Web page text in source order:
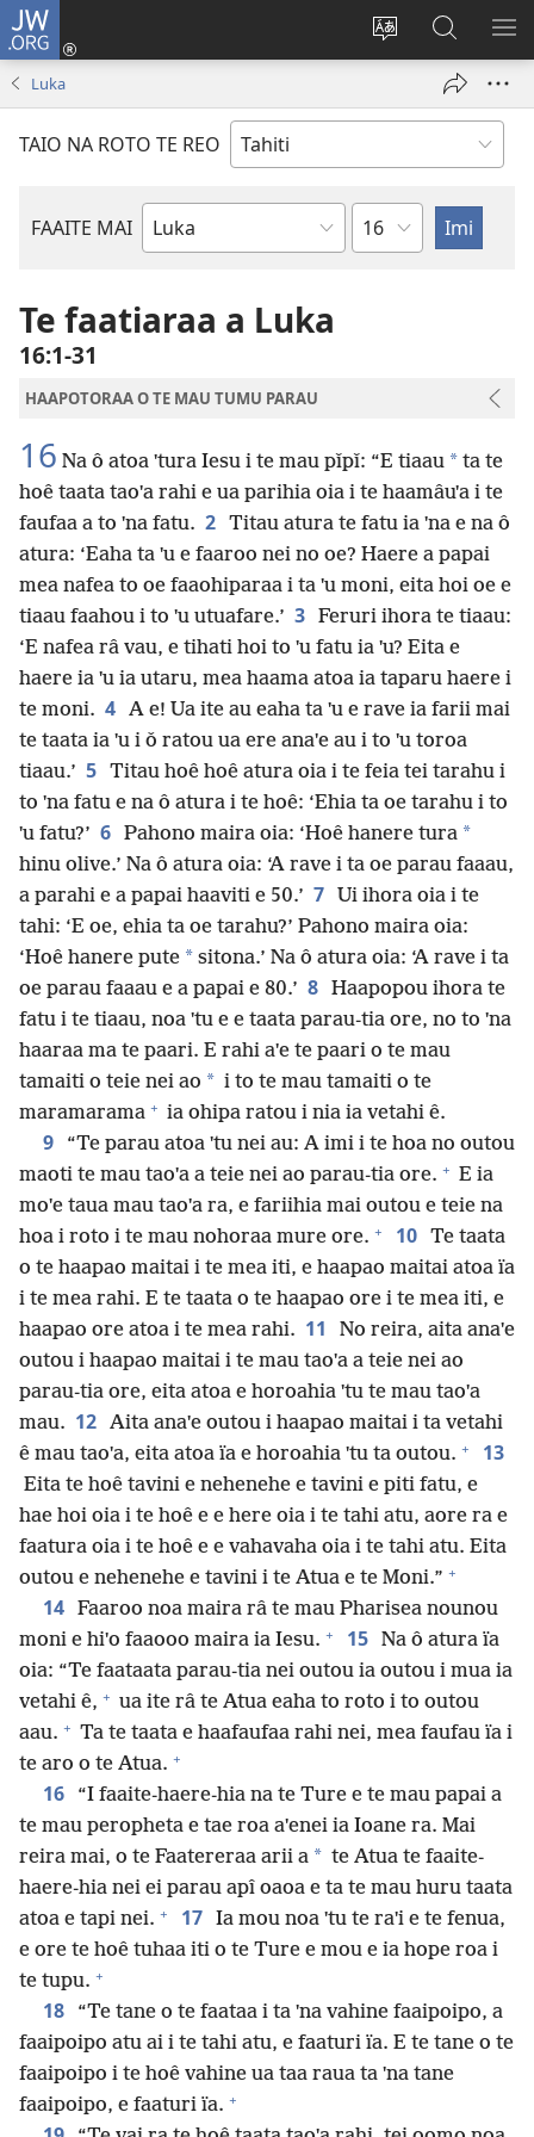
JW.ORG
Taui
reo
Nati
(opens
Maimiraa
nia
JW.ORG
Luka
TAIO NA ROTO TE REO
FAAITE MAI
Buka
Bibilia
Pene
Te faatiaraa a Luka
16:1-31
HAAPOTORAA O TE MAU TUMU PARAU
16 Na ô atoa ˈtura Iesu i te mau pǐpǐ: “E tiaau * ta te
hoê taata taoˈa rahi e ua parihia oia i te haamâuˈa i te
faufaa a to ˈna fatu. 2 Titau atura te fatu ia ˈna e na ô
atura: ‘Eaha ta ˈu e faaroo nei no oe? Haere a papai
mea nafea to oe faaohiparaa i ta ˈu moni, eita hoi oe e
tiaau faahou i to ˈu utuafare.’ 3 Feruri ihora te tiaau:
‘E nafea râ vau, e tihati hoi to ˈu fatu ia ˈu? Eita e
haere ia ˈu ia utaru, mea haama atoa ia taparu haere i
te moni. 4 A e! Ua ite au eaha ta ˈu e rave ia farii mai
te taata ia ˈu i ǒ ratou ua ere anaˈe au i to ˈu toroa
tiaau.’ 5 Titau hoê hoê atura oia i te feia tei tarahu i
to ˈna fatu e na ô atura i te hoê: ‘Ehia ta oe tarahu i to
ˈu fatu?’ 6 Pahono maira oia: ‘Hoê hanere tura *
hinu olive.’ Na ô atura oia: ‘A rave i ta oe parau faaau,
a parahi e a papai haaviti e 50.’ 7
Ui ihora oia i te
tahi: ‘E oe, ehia ta oe tarahu?’ Pahono maira oia:
‘Hoê hanere pute * sitona.’ Na ô atura oia: ‘A rave i ta
oe parau faaau e a papai e 80.’ 8 Haapopou ihora te
fatu i te tiaau, noa ˈtu e e taata parau-tia ore, no to ˈna
haaraa ma te paari. E rahi aˈe te paari o te mau
tamaiti o teie nei ao * i to te mau tamaiti o te
maramarama + ia ohipa ratou i nia ia vetahi ê.
9
“Te parau atoa ˈtu nei au: A imi i te hoa no outou
maoti te mau taoˈa a teie nei ao parau-tia ore. + E ia
moˈe taua mau taoˈa ra, e fariihia mai outou e teie na
hoa i roto i te mau nohoraa mure ore. + 10 Te taata
o te haapao maitai i te mea iti, e haapao maitai atoa ïa
i te mea rahi. E te taata o te haapao ore i te mea iti, e
haapao ore atoa i te mea rahi. 11
No reira, aita anaˈe
outou i haapao maitai i te mau taoˈa a teie nei ao
parau-tia ore, eita atoa e horoahia ˈtu te mau taoˈa
mau. 12 Aita anaˈe outou i haapao maitai i ta vetahi
ê mau taoˈa, eita atoa ïa e horoahia ˈtu ta outou. + 13
Eita te hoê tavini e nehenehe e tavini e piti fatu, e
hae hoi oia i te hoê e e here oia i te tahi atu, aore ra e
faatura oia i te hoê e e vahavaha oia i te tahi atu. Eita
outou e nehenehe e tavini i te Atua e te Moni.” +
14 Faaroo noa maira râ te mau Pharisea nounou
moni e hiˈo faaooo maira ia Iesu. + 15 Na ô atura ïa
oia: “Te faataata parau-tia nei outou ia outou i mua ia
vetahi ê, + ua ite râ te Atua eaha to roto i to outou
aau. + Ta te taata e haafaufaa rahi nei, mea faufau ïa i
te aro o te Atua. +
16
“I faaite-haere-hia na te Ture e te mau papai a
te mau peropheta e tae roa aˈenei ia Ioane ra. Mai
reira mai, o te Faatereraa arii a * te Atua te faaite-
haere-hia nei ei parau apî oaoa e ta te mau huru taata
atoa e tapi nei. + 17 Ia mou noa ˈtu te raˈi e te fenua,
e ore te hoê tuhaa iti o te Ture e mou e ia hope roa i
te tupu. +
18
“Te tane o te faataa i ta ˈna vahine faaipoipo, a
faaipoipo atu ai i te tahi atu, e faaturi ïa. E te tane o te
faaipoipo i te hoê vahine ua taa raua ta ˈna tane
faaipoipo, e faaturi ïa. +